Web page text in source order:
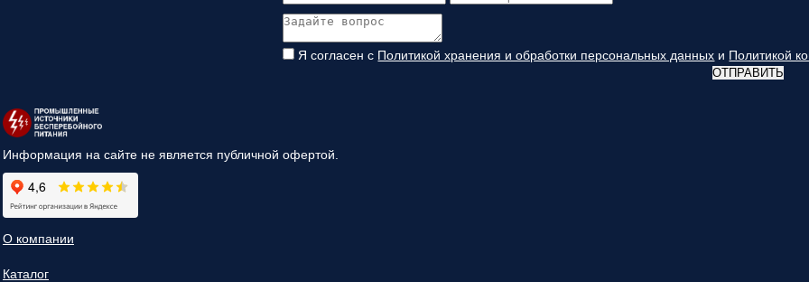
Я согласен с Политикой хранения и обработки персональных данных и Политикой
ОТПРАВИТЬ
Информация на сайте не является публичной офертой.
О компании
Каталог